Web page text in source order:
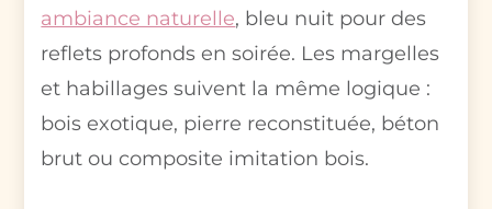
ambiance naturelle, bleu nuit pour des
reflets profonds en soirée. Les margelles
et habillages suivent la même logique :
bois exotique, pierre reconstituée, béton
brut ou composite imitation bois.